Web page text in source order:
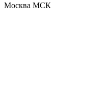
Москва МСК